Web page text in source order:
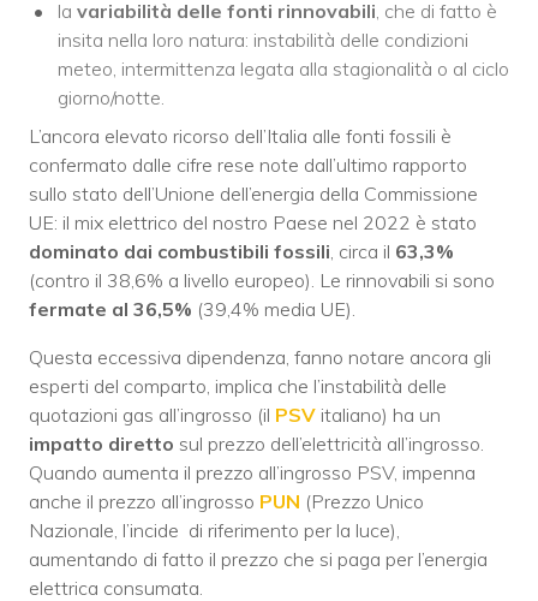
la variabilità delle fonti rinnovabili , che di fatto è
insita nella loro natura: instabilità delle condizioni
meteo, intermittenza legata alla stagionalità o al ciclo
giorno/notte.
L’ancora elevato ricorso dell’Italia alle fonti fossili è
confermato dalle cifre rese note dall’ultimo rapporto
sullo stato dell’Unione dell’energia della Commissione
UE: il mix elettrico del nostro Paese nel 2022 è stato
dominato dai combustibili fossili , circa il 63,3%
(contro il 38,6% a livello europeo). Le rinnovabili si sono
fermate al 36,5% (39,4% media UE).
Questa eccessiva dipendenza, fanno notare ancora gli
esperti del comparto, implica che l’instabilità delle
quotazioni gas all’ingrosso (il PSV italiano) ha un
impatto diretto sul prezzo dell’elettricità all’ingrosso.
Quando aumenta il prezzo all’ingrosso PSV, impenna
anche il prezzo all’ingrosso PUN (Prezzo Unico
Nazionale, l’incide di riferimento per la luce),
aumentando di fatto il prezzo che si paga per l’energia
elettrica consumata.